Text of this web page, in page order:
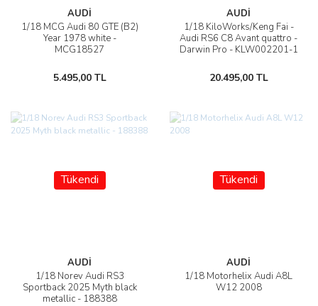
AUDİ
1/18 MCG Audi 80 GTE (B2)
Year 1978 white -
MCG18527
5.495,00 TL
AUDİ
1/18 KiloWorks/Keng Fai -
Audi RS6 C8 Avant quattro -
Darwin Pro - KLW002201-1
20.495,00 TL
Tükendi
AUDİ
1/18 Norev Audi RS3
Sportback 2025 Myth black
metallic - 188388
Tükendi
AUDİ
1/18 Motorhelix Audi A8L
W12 2008